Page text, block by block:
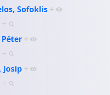
Sofoklis +
+
+
+
Josip +
+